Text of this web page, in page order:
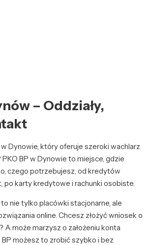
– Oddziały,
Dynowie, który oferuje szeroki wachlarz
PKO BP w Dynowie to miejsce, gdzie
czego potrzebujesz, od kredytów
po karty kredytowe i rachunki osobiste.
nie tylko placówki stacjonarne, ale
online. Chcesz złożyć wniosek o
może marzysz o założeniu konta
możesz to zrobić szybko i bez